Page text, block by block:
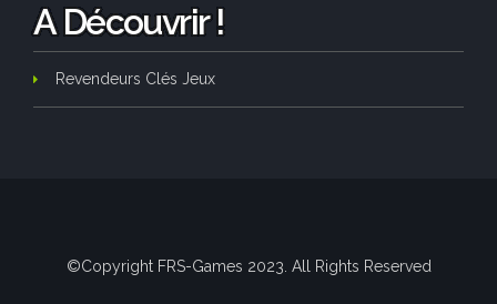
A Découvrir !
Revendeurs Clés Jeux
©Copyright FRS-Games 2023. All Rights Reserved